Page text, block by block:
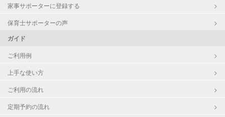
家事サポーターに登録する
保育士サポーターの声
ガイド
ご利用例
上手な使い方
ご利用の流れ
定期予約の流れ